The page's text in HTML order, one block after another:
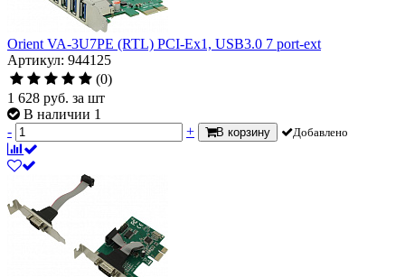
Orient VA-3U7PE (RTL) PCI-Ex1, USB3.0 7 port-ext
Артикул: 944125
(0)
1 628 руб. за шт
В наличии 1
-
+ В корзину Добавлено